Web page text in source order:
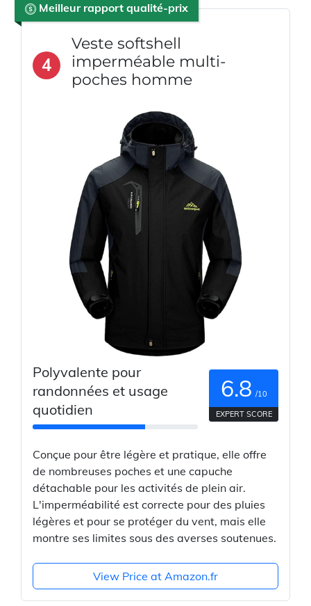
Meilleur rapport qualité-prix
4
Veste softshell
imperméable multi-
poches homme
Polyvalente pour
randonnées et usage
quotidien
6.8 /10
EXPERT SCORE
Conçue pour être légère et pratique, elle offre
de nombreuses poches et une capuche
détachable pour les activités de plein air.
L'imperméabilité est correcte pour des pluies
légères et pour se protéger du vent, mais elle
montre ses limites sous des averses soutenues.
View Price at Amazon.fr